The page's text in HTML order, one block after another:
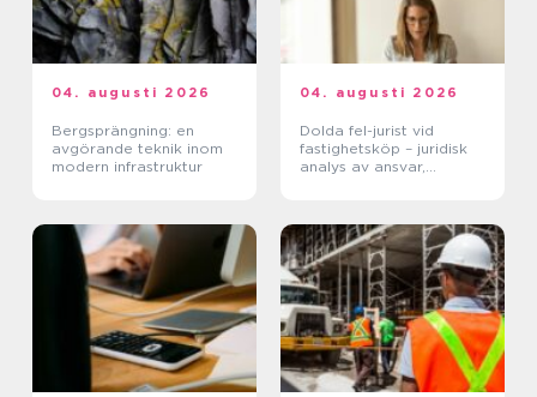
04. augusti 2026
Bergsprängning: en
avgörande teknik inom
modern infrastruktur
04. augusti 2026
Dolda fel-jurist vid
fastighetsköp – juridisk
analys av ansvar,